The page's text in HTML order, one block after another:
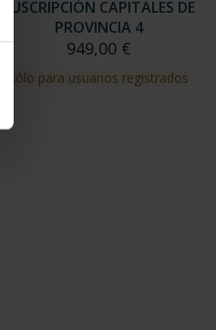
SUSCRIPCIÓN CAPITALES DE
PROVINCIA 4
949,00 €
Sólo para usuarios registrados